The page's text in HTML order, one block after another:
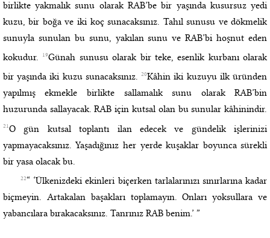
birlikte yakmalık sunu olarak RAB’be bir yaşında kusursuz yedi
kuzu, bir boğa ve iki koç sunacaksınız. Tahıl sunusu ve dökmelik
sunuyla sunulan bu sunu, yakılan sunu ve RAB’bi hoşnut eden
kokudur.
19Günah sunusu olarak bir teke, esenlik kurbanı olarak
bir yaşında iki kuzu sunacaksınız.20Kâhin iki kuzuyu ilk üründen
yapılmış ekmekle birlikte sallamalık sunu olarak RAB’bin
huzurunda sallayacak. RAB için kutsal olan bu sunular kâhinindir.
21O gün kutsal toplantı ilan edecek ve gündelik işlerinizi
yapmayacaksınız. Yaşadığınız her yerde kuşaklar boyunca sürekli
bir yasa olacak bu.
22“ ‘Ülkenizdeki ekinleri biçerken tarlalarınızı sınırlarına kadar
biçmeyin. Artakalan başakları toplamayın. Onları yoksullara ve
yabancılara bırakacaksınız. Tanrınız RAB benim.’ ”